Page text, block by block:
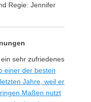
Regie: Jennifer
sehr zufriedenes
einer der besten
Jahre, weil er
Maßen nutzt